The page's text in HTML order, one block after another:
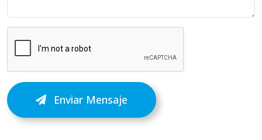
Enviar Mensaje